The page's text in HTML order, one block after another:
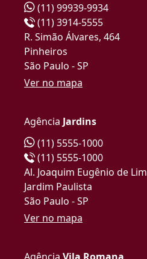
(11) 99939-9934
(11) 3914-5555
R. Simão Álvares, 464
Pinheiros
São Paulo - SP
Ver no mapa
Agência Jardins
(11) 5555-1000
(11) 5555-1000
Al. Joaquim Eugênio de
Jardim Paulista
São Paulo - SP
Ver no mapa